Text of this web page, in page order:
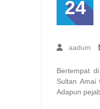
24
aadum
Bertempat
Sultan Amai
Adapun